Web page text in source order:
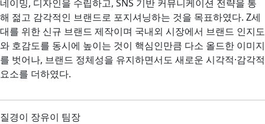
네이밍, 디자인을 수립하고, SNS 기반 커뮤니케이션 전략을 통
해 젊고 감각적인 브랜드로 포지셔닝하는 것을 목표하였다. Z세
대를 위한 신규 브랜드 제작이며 국내외 시장에서 브랜드 인지도
와 호감도를 동시에 높이는 것이 핵심인만큼 다소 올드한 이미지
를 벗어나, 브랜드 정체성을 유지하면서도 새로운 시각적·감각적
요소를 더하였다.
질경이 장유이 팀장